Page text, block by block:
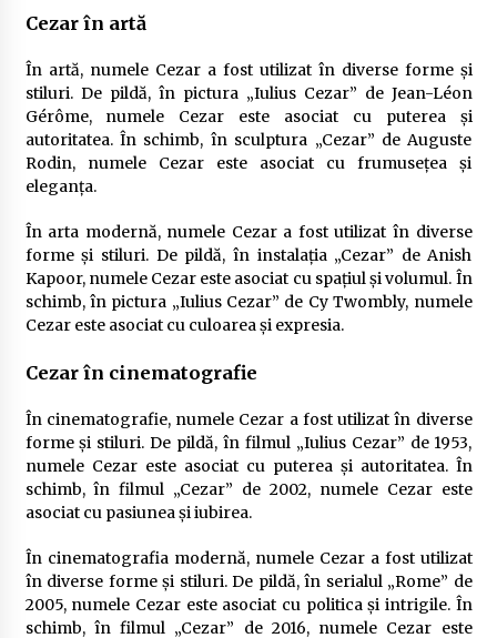
Cezar în artă
În artă, numele Cezar a fost utilizat în diverse forme și
stiluri. De pildă, în pictura „Iulius Cezar” de Jean-Léon
Gérôme, numele Cezar este asociat cu puterea și
autoritatea. În schimb, în sculptura „Cezar” de Auguste
Rodin, numele Cezar este asociat cu frumusețea și
eleganța.
În arta modernă, numele Cezar a fost utilizat în diverse
forme și stiluri. De pildă, în instalația „Cezar” de Anish
Kapoor, numele Cezar este asociat cu spațiul și volumul. În
schimb, în pictura „Iulius Cezar” de Cy Twombly, numele
Cezar este asociat cu culoarea și expresia.
Cezar în cinematografie
În cinematografie, numele Cezar a fost utilizat în diverse
forme și stiluri. De pildă, în filmul „Iulius Cezar” de 1953,
numele Cezar este asociat cu puterea și autoritatea. În
schimb, în filmul „Cezar” de 2002, numele Cezar este
asociat cu pasiunea și iubirea.
În cinematografia modernă, numele Cezar a fost utilizat
în diverse forme și stiluri. De pildă, în serialul „Rome” de
2005, numele Cezar este asociat cu politica și intrigile. În
schimb, în filmul „Cezar” de 2016, numele Cezar este